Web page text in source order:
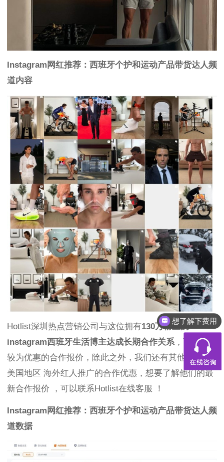
Instagram网红推荐：西班牙个护和运动产品带货达人频
道内容
Hotlist深圳热点营销公司与这位拥有130万粉丝的
instagram西班牙生活博主达成长期合作关系，可以获得
较为优惠的合作报价，除此之外，我们还有其他欧洲和
美国地区 海外红人推广的合作优惠，想要了解他们的最
新合作报价 ，可以联系Hotlist在线客服 ！
Instagram网红推荐：西班牙个护和运动产品带货达人频
道数据
想了解下费用